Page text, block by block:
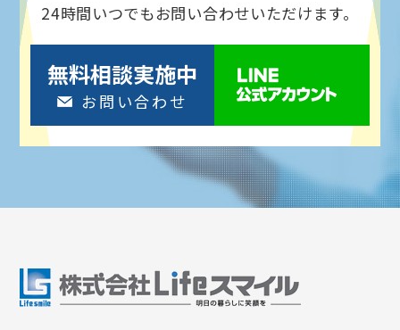
24時間いつでもお問い合わせいただけます。
無料相談実施中
お問い合わせ